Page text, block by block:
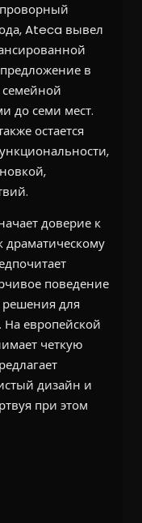
Ateca вывел
в
семейной
до семи мест.
остается
доверие к
драматическому
поведение
решения для
На европейской
четкую
дизайн и
при этом